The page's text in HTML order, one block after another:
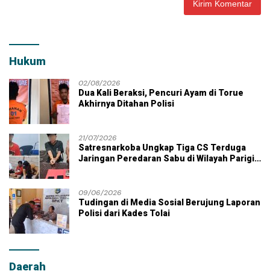
Hukum
02/08/2026
Dua Kali Beraksi, Pencuri Ayam di Torue
Akhirnya Ditahan Polisi
21/07/2026
Satresnarkoba Ungkap Tiga CS Terduga
Jaringan Peredaran Sabu di Wilayah Parigi
09/06/2026
Tudingan di Media Sosial Berujung Laporan
Polisi dari Kades Tolai
Daerah